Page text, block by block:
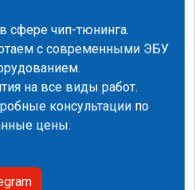
сфере чип-тюнинга.
с современными ЭБУ
на все виды работ.
консультации по
цены.